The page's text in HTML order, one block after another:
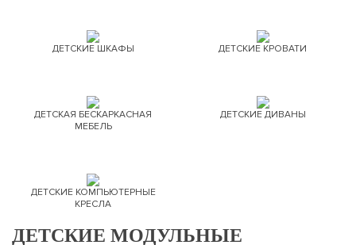
ДЕТСКИЕ ШКАФЫ ДЕТСКИЕ КРОВАТИ
ДЕТСКАЯ БЕСКАРКАСНАЯ
МЕБЕЛЬ
ДЕТСКИЕ ДИВАНЫ
ДЕТСКИЕ КОМПЬЮТЕРНЫЕ
КРЕСЛА
ДЕТСКИЕ МОДУЛЬНЫЕ